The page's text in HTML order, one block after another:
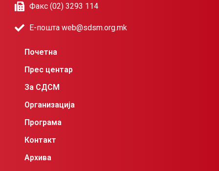
Факс (02) 3293 114
Е-пошта web@sdsm.org.mk
Почетна
Прес центар
За СДСМ
Организација
Програма
Контакт
Архива